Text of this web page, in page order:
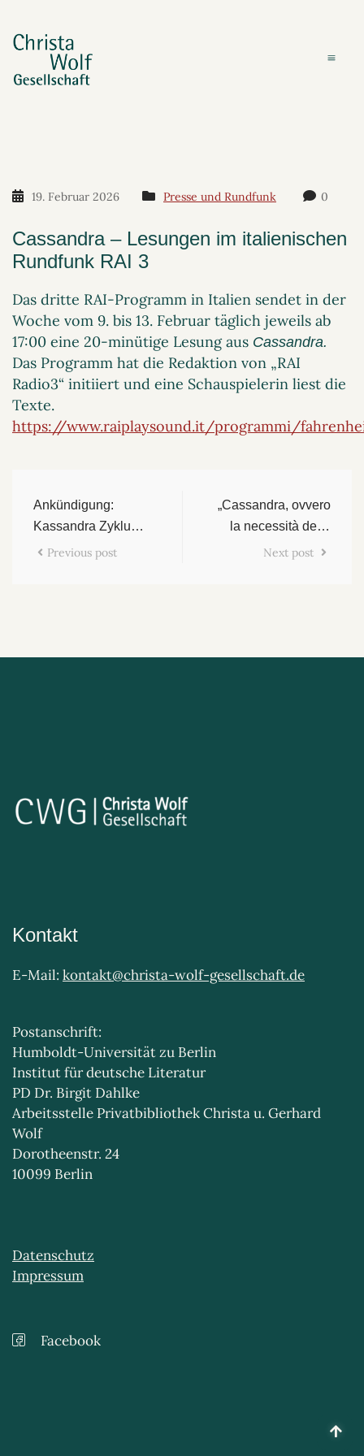
19. Februar 2026 Presse und Rundfunk 0
Cassandra – Lesungen im italienischen
Rundfunk RAI 3
Das dritte RAI-Programm in Italien sendet in der
Woche vom 9. bis 13. Februar täglich jeweils ab
17:00 eine 20-minütige Lesung aus Cassandra.
Das Programm hat die Redaktion von „RAI
Radio3“ initiiert und eine Schauspielerin liest die
Texte.
https://www.raiplaysound.it/programmi/
Ankündigung:
Kassandra Zyklus /
Ausstellung in
Previous post
„Cassandra, ovvero
la necessità della
guerra“ – Ein Essay
Next post
Kontakt
E-Mail: kontakt@christa-wolf-gesellschaft.de
Postanschrift:
Humboldt-Universität zu Berlin
Institut für deutsche Literatur
PD Dr. Birgit Dahlke
Arbeitsstelle Privatbibliothek Christa u. Gerhard
Wolf
Dorotheenstr. 24
10099 Berlin
Datenschutz
Impressum
Facebook